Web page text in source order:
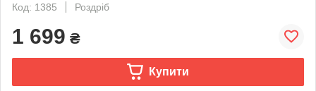
Код: 1385
Роздріб
1 699 ₴
Купити